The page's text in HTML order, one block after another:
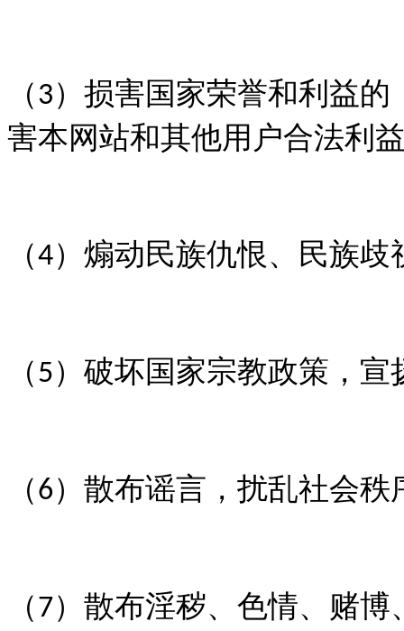
（3）损害国家荣誉和利益
害本网站和其他用户合法利
（4）煽动民族仇恨、民族
（5）破坏国家宗教政策，
（6）散布谣言，扰乱社会
（7）散布淫秽、色情、赌